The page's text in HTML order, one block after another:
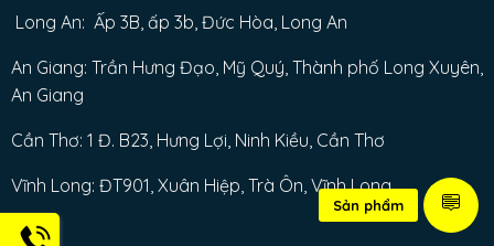
Long An: Ấp 3B, ấp 3b, Đức Hòa, Long An
An Giang: Trần Hưng Đạo, Mỹ Quý, Thành phố Long Xuyên,
An Giang
Cần Thơ: 1 Đ. B23, Hưng Lợi, Ninh Kiều, Cần Thơ
Vĩnh Long: ĐT901, Xuân Hiệp, Trà Ôn, Vĩnh Long
Sản phẩm